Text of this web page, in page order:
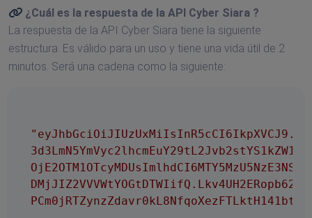
¿Cuál es la respuesta de la API Cyber Siara ?
La respuesta de la API Cyber Siara tiene la siguiente
estructura. Es válido para un uso y tiene una vida útil de 2
minutos. Será una cadena como la siguiente: